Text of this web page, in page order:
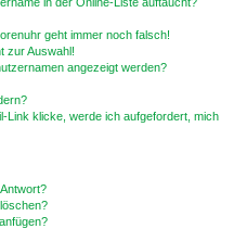
geht immer noch falsch!
zur Auswahl!
angezeigt werden?
Link klicke, werde ich aufgefordert, mich